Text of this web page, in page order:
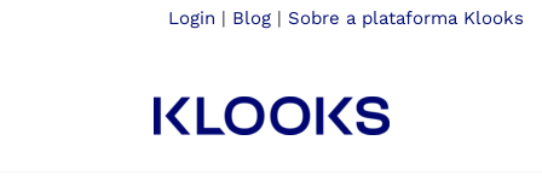
Login | Blog | Sobre a plataforma Klooks